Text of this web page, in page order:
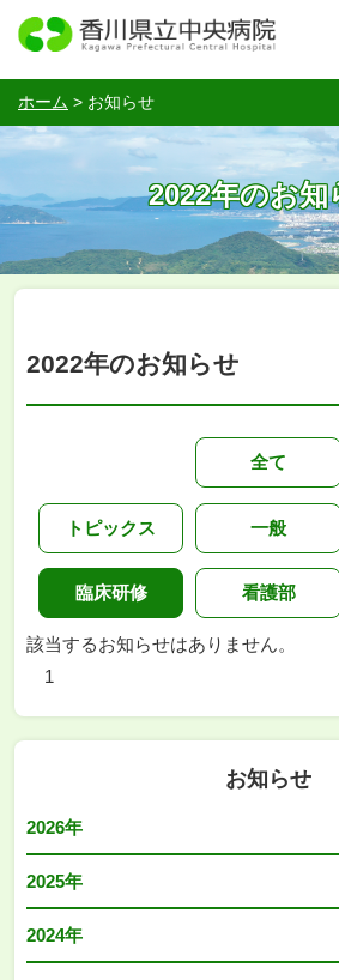
ホーム > お知らせ
2022年のお知
2022年のお知らせ
全て
トピックス 一般
臨床研修 看護部
該当するお知らせはありません。
1
お知らせ
2026年
2025年
2024年